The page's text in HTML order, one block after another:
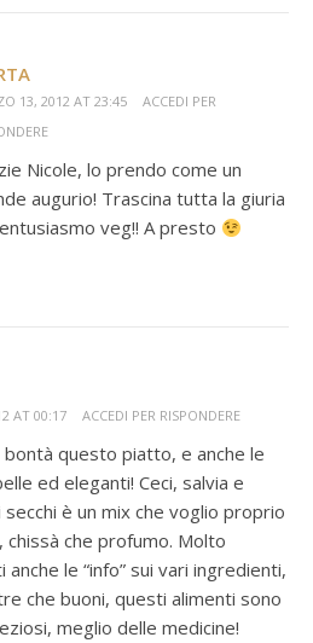
13, 2012 AT 23:45
ACCEDI PER
Nicole, lo prendo come un
augurio! Trascina tutta la giuria
veg!! A presto
AT 00:17 ACCEDI PER RISPONDERE
bontà questo piatto, e anche le
ed eleganti! Ceci, salvia e
è un mix che voglio proprio
chissà che profumo. Molto
le “info” sui vari ingredienti,
che buoni, questi alimenti sono
meglio delle medicine!